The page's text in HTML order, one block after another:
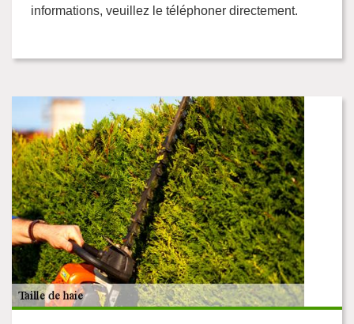
informations, veuillez le téléphoner directement.